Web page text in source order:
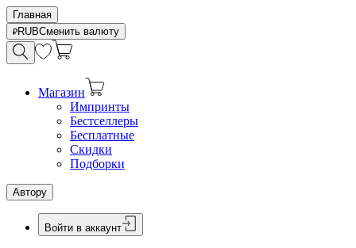
Главная
RUBСменить валюту
Магазин
Импринты
Бестселлеры
Бесплатные
Скидки
Подборки
Автору
Войти в аккаунт